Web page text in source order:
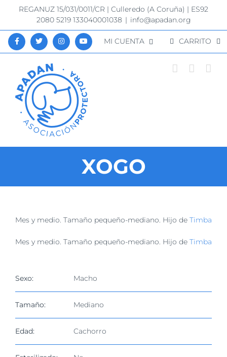
Saltar
contenido
REGANUZ 15/031/0011/CR | Culleredo (A Coruña) | ES92
2080 5219 133040001038 | info@apadan.org
MI CUENTA CARRITO
XOGO
Ver
más
Mes y medio. Tamaño pequeño-mediano. Hijo de Timba
Mes y medio. Tamaño pequeño-mediano. Hijo de Timba
Sexo: Macho
Tamaño: Mediano
Edad: Cachorro